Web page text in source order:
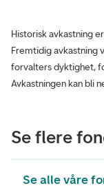
Historisk avkastning
Fremtidig avkastning
forvalters dyktighet,
Avkastningen kan bli
Se flere
Se alle våre